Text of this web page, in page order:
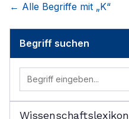
← Alle Begriffe mit „K“
Begriff suchen
Wissenschaftslexikon